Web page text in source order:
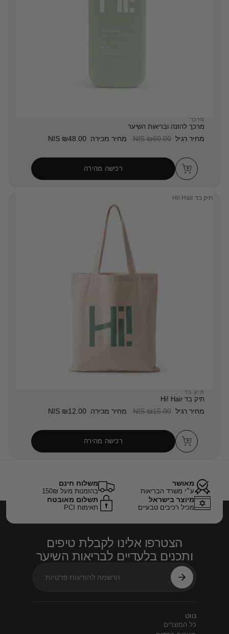
מרכך
מרכך להזנה ובריאות השיער
מחיר רגיל ₪60.00 NIS מחיר מכירה ₪48.00 NIS
רכישה מהירה
תיק בד Hi! Hair
תיק בד
תיק בד Hi! Hair
מחיר רגיל ₪15.00 NIS מחיר מכירה ₪12.00 NIS
רכישה מהירה
משלוח חינם
בהזמנות מעל 150₪
מאושר
ע״י משרד הבריאות
תשלום מאובטח
תאימות PCI
מיוצר בישראל
מכיל רכיבים טבעיים
הצטרפו אלינו לקבלת טיפים
ותכנים בלעדיים לבריאות השיער
נווט
כל המוצרים